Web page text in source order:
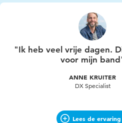
"Ik heb veel vrije dagen.
voor mijn
ANNE KRUITER
DX Specialist
Lees de ervaring